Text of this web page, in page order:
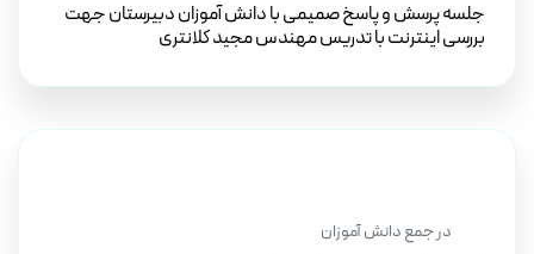
جلسه پرسش و پاسخ صمیمی با دانش آموزان دبیرستان جهت
بررسی اینترنت با تدریس مهندس مجید کلانتری
در جمع دانش آموزان